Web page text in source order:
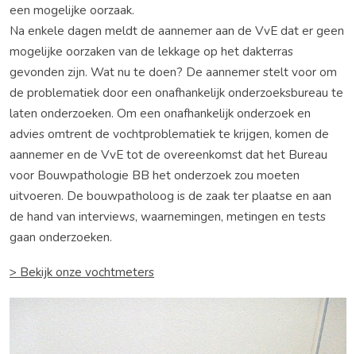
een mogelijke oorzaak.
Na enkele dagen meldt de aannemer aan de VvE dat er geen
mogelijke oorzaken van de lekkage op het dakterras
gevonden zijn. Wat nu te doen? De aannemer stelt voor om
de problematiek door een onafhankelijk onderzoeksbureau te
laten onderzoeken. Om een onafhankelijk onderzoek en
advies omtrent de vochtproblematiek te krijgen, komen de
aannemer en de VvE tot de overeenkomst dat het Bureau
voor Bouwpathologie BB het onderzoek zou moeten
uitvoeren. De bouwpatholoog is de zaak ter plaatse en aan
de hand van interviews, waarnemingen, metingen en tests
gaan onderzoeken.
> Bekijk onze vochtmeters